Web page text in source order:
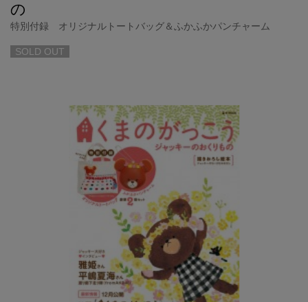
の
特別付録 オリジナルトートバッグ＆ふかふかパンチャーム
SOLD OUT